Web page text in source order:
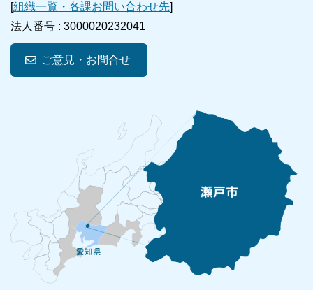
[組織一覧・各課お問い合わせ先]
法人番号 : 3000020232041
ご意見・お問合せ